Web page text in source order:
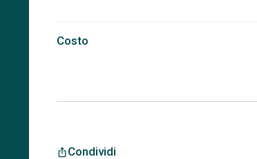
Costo
ios_shareCondividi